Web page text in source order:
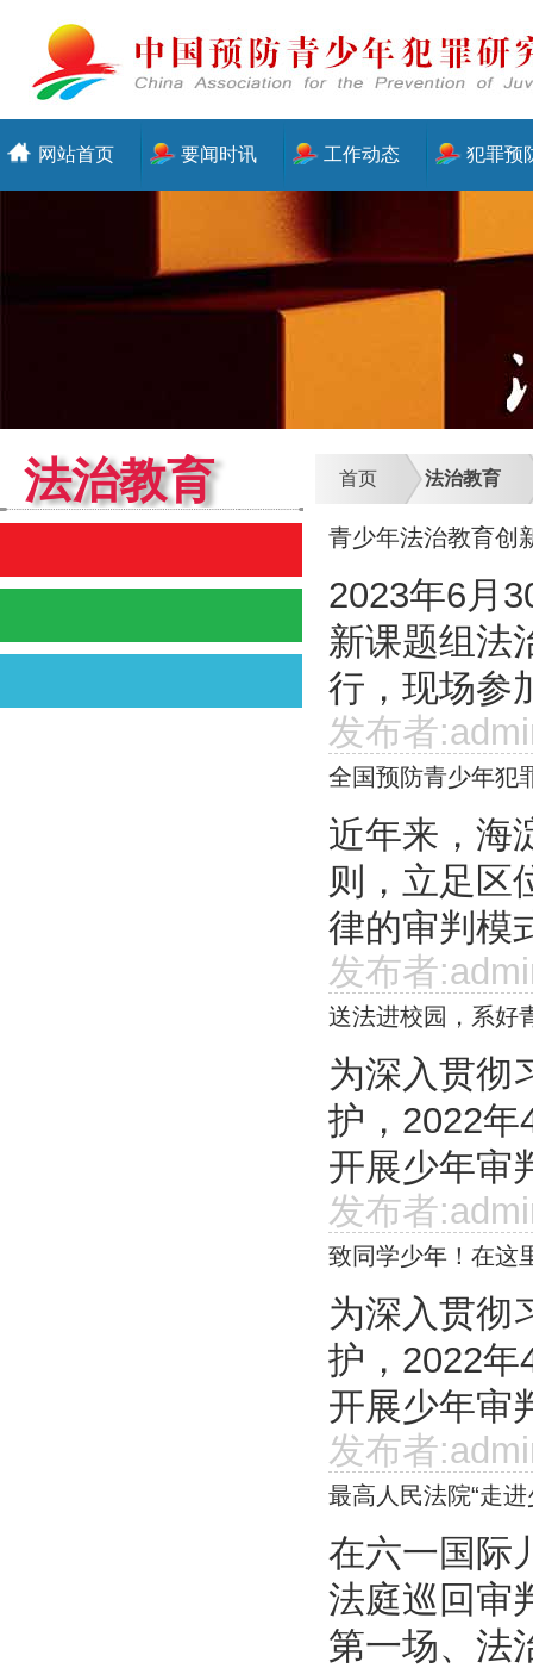
网站首页 要闻时讯 工作动态 犯罪预
法治教育 首页 法治教育
青少年法治教育创
2023年6月
新课题组法
行，现场参
发布者
全国预防青少年犯
近年来，海
则，立足区
律的审判模
发布者
送法进校园，系好
为深入贯彻
护，2022年
开展少年审
发布者
致同学少年！在这
为深入贯彻
护，2022年
开展少年审
发布者
最高人民法院“走
在六一国际
法庭巡回审
第一场、法